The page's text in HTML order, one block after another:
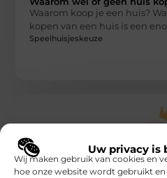
Uw privacy is
Wij maken gebruik van cookies en
hoe onze website wordt gebruikt
Waarom koop je een huis?
kopen van een huis is een
Speelhuisjeskeuze